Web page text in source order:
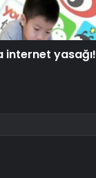
internet yasağı!